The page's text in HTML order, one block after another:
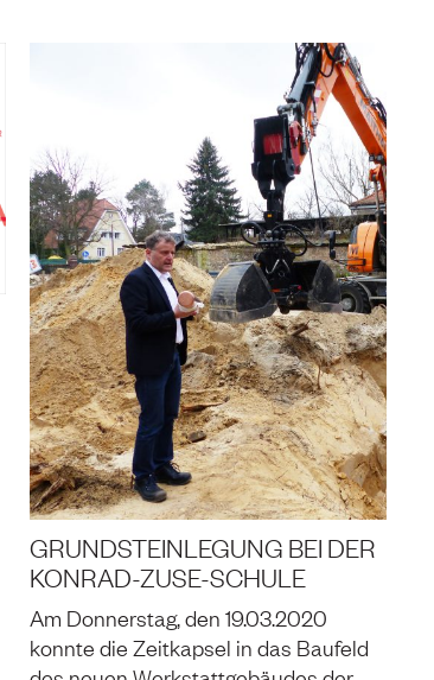
GRUNDSTEINLEGUNG BEI DER
KONRAD-ZUSE-SCHULE
Am Donnerstag, den 19.03.2020
konnte die Zeitkapsel in das Baufeld